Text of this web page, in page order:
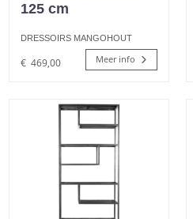
125 cm
DRESSOIRS MANGOHOUT
€ 469,00 Meer info